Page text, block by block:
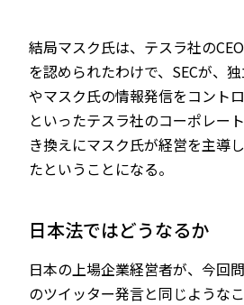
結局マスク氏は、テスラ社の
を認められたわけで、SECが、
やマスク氏の情報発信をコント
といったテスラ社のコーポレー
き換えにマスク氏が経営を主導
たということになる。
日本法ではどうなるか
日本の上場企業経営者が、今回
のツイッター発言と同じような